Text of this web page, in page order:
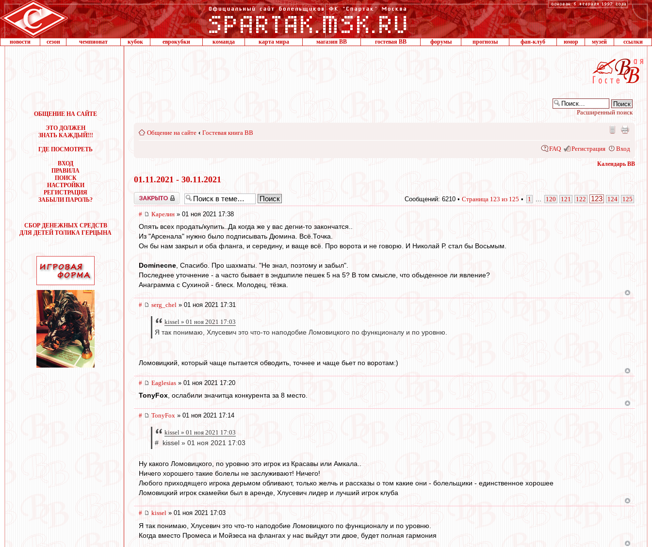
новости сезон чемпионат кубок еврокубки команда карта мира магазин ВВ гостевая ВВ форумы прогнозы фан-клуб юмор музей ссылки
ОБЩЕНИЕ НА САЙТЕ
ЭТО ДОЛЖЕН
ЗНАТЬ КАЖДЫЙ!!!
ГДЕ ПОСМОТРЕТЬ
ВХОД
ПРАВИЛА
ПОИСК
НАСТРОЙКИ
РЕГИСТРАЦИЯ
ЗАБЫЛИ ПАРОЛЬ?
СБОР ДЕНЕЖНЫХ СРЕДСТВ
ДЛЯ ДЕТЕЙ ТОЛИКА ГЕРЦЫНА
Расширенный поиск
Общение на сайте ‹ Гостевая книга ВВ
FAQ Регистрация Вход
Календарь ВВ
01.11.2021 - 30.11.2021
Закрыто Сообщений: 6210 • Страница 123 из 125 • 1 120 121 122 123 124 125
# Карелин » 01 ноя 2021 17:38
Опять всех продать/купить..Да когда же у вас дегни-то закончатся..
Из "Арсенала" нужно было подписывать Дюмина. Всё.Точка.
Он бы нам закрыл и оба фланга, и середину, и ваще всё. Про ворота и не говорю. И Николай Р. стал бы Восьмым.
Dominecne, Спасибо. Про шахматы. "Не знал, поэтому и забыл".
Последнее уточнение - а часто бывает в эндшпиле пешек 5 на 5? В том смысле, что обыденное ли явление?
Анаграмма с Сухиной - блеск. Молодец, тёзка.
# serg_chel » 01 ноя 2021 17:31
kissel » 01 ноя 2021 17:03
Я так понимаю, Хлусевич это что-то наподобие Ломовицкого по функционалу и по уровню.
Ломовицкий, который чаще пытается обводить, точнее и чаще бьет по воротам:)
# Eaglesias » 01 ноя 2021 17:20
TonyFox, ослабили значитца конкурента за 8 место.
# TonyFox » 01 ноя 2021 17:14
kissel » 01 ноя 2021 17:03
# kissel » 01 ноя 2021 17:03
Ну какого Ломовицкого, по уровню это игрок из Красавы или Амкала..
Ничего хорошего такие болелы не заслуживают! Ничего!
Любого приходящего игрока дерьмом обливают, только желчь и рассказы о том какие они - болельщики - единственное хорошее
Ломовицкий игрок скамейки был в аренде, Хлусевич лидер и лучший игрок клуба
# kissel » 01 ноя 2021 17:03
Я так понимаю, Хлусевич это что-то наподобие Ломовицкого по функционалу и по уровню.
Когда вместо Промеса и Мойзеса на флангах у нас выйдут эти двое, будет полная гармония